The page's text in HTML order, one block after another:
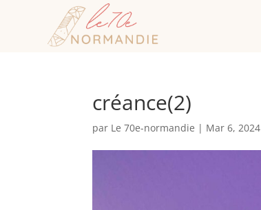
créance(2)
par Le 70e-normandie | Mar 6, 2024